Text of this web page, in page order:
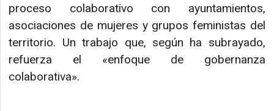
proceso colaborativo con ayuntamientos,
asociaciones de mujeres y grupos feministas del
territorio. Un trabajo que, según ha subrayado,
refuerza el «enfoque de gobernanza
colaborativa».